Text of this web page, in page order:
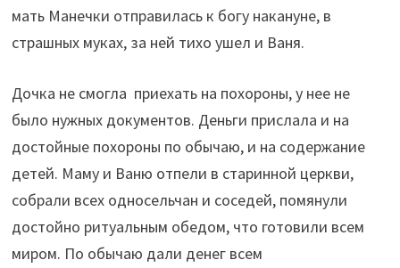
мать Манечки отправилась к богу накануне, в
страшных муках, за ней тихо ушел и Ваня.
Дочка не смогла приехать на похороны, у нее не
было нужных документов. Деньги прислала и на
достойные похороны по обычаю, и на содержание
детей. Маму и Ваню отпели в старинной церкви,
собрали всех односельчан и соседей, помянули
достойно ритуальным обедом, что готовили всем
миром. По обычаю дали денег всем